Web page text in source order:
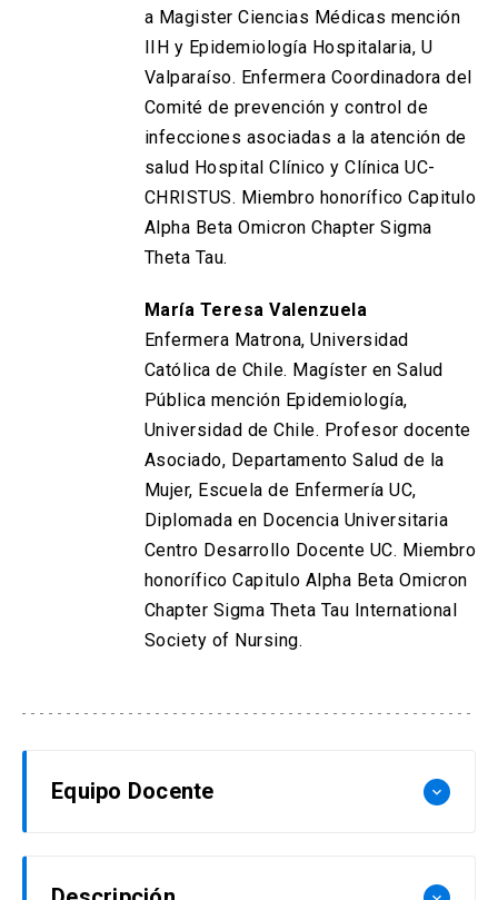
a Magister Ciencias Médicas mención
IIH y Epidemiología Hospitalaria, U
Valparaíso. Enfermera Coordinadora del
Comité de prevención y control de
infecciones asociadas a la atención de
salud Hospital Clínico y Clínica UC-
CHRISTUS. Miembro honorífico Capitulo
Alpha Beta Omicron Chapter Sigma
Theta Tau.
María Teresa Valenzuela
Enfermera Matrona, Universidad
Católica de Chile. Magíster en Salud
Pública mención Epidemiología,
Universidad de Chile. Profesor docente
Asociado, Departamento Salud de la
Mujer, Escuela de Enfermería UC,
Diplomada en Docencia Universitaria
Centro Desarrollo Docente UC. Miembro
honorífico Capitulo Alpha Beta Omicron
Chapter Sigma Theta Tau International
Society of Nursing.
Equipo Docente keyboard_arrow_down